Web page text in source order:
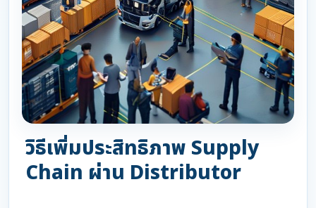
วิธีเพิ่มประสิทธิภาพ Supply
Chain ผ่าน Distributor